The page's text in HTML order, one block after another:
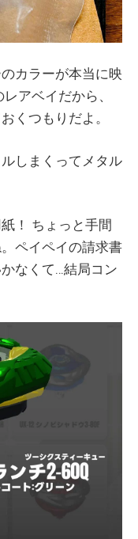
カラーが本当に映
アベイだから、
くつもりだよ。
しまくってメタル
！ ちょっと手間
ペイペイの請求書
なくて…結局コン